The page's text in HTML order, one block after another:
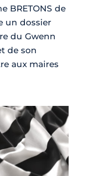
BRETONS de
un dossier
du Gwenn
de son
aux maires